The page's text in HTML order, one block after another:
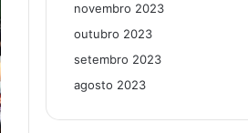
novembro 2023
outubro 2023
setembro 2023
agosto 2023